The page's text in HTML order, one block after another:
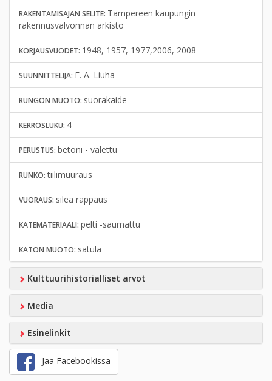
RAKENTAMISAJAN SELITE: Tampereen kaupungin
rakennusvalvonnan arkisto
KORJAUSVUODET: 1948, 1957, 1977,2006, 2008
SUUNNITTELIJA: E. A. Liuha
RUNGON MUOTO: suorakaide
KERROSLUKU: 4
PERUSTUS: betoni - valettu
RUNKO:tiilimuuraus
VUORAUS: sileä rappaus
KATEMATERIAALI: pelti -saumattu
KATON MUOTO: satula
Kulttuurihistorialliset arvot
Media
Esinelinkit
Jaa Facebookissa